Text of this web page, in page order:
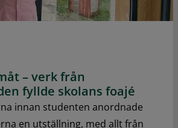
– verk från
fyllde skolans foajé
innan studenten anordnade
en utställning, med allt från